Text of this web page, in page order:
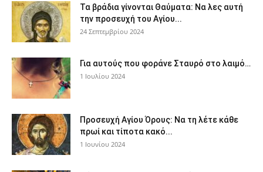
Τα βράδια γίνονται Θαύματα: Να λες αυτή
την προσευχή του Αγίου...
24 Σεπτεμβρίου 2024
Για αυτούς που φοράνε Σταυρό στο λαιμό…
1 Ιουλίου 2024
Προσευχή Αγίου Όρους: Να τη λέτε κάθε
πρωί και τίποτα κακό...
1 Ιουνίου 2024